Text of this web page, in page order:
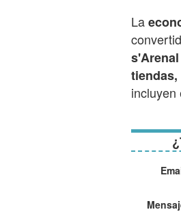
La
s'Arenal
incluyen